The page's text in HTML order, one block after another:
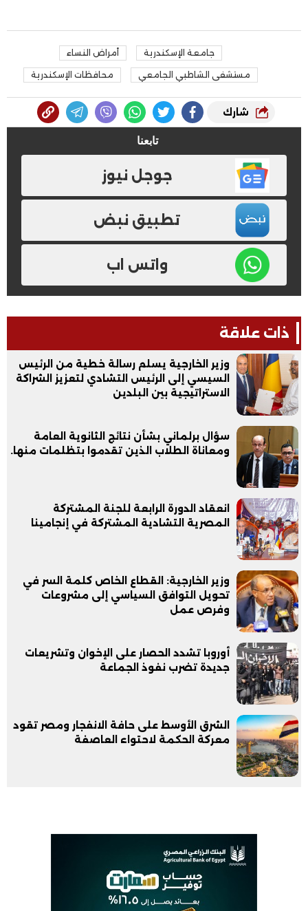
جامعة الإسكندرية أمراض النساء
مستشفى الشاطبي الجامعي محافظات الإسكندرية
شارك
تابعنا
جوجل نيوز
تطبيق نبض
واتس اب
ذات علاقة
وزير الخارجية يسلم رسالة خطية من الرئيس
السيسي إلى الرئيس التشادي لتعزيز الشراكة
الاستراتيجية بين البلدين
سؤال برلماني بشأن نتائج الثانوية العامة
ومعاناة الطلاب الذين تقدموا بتظلمات منها.
انعقاد الدورة الرابعة للجنة المشتركة
المصرية التشادية المشتركة في إنجامينا
وزير الخارجية: القطاع الخاص كلمة السر في
تحويل التوافق السياسي إلى مشروعات
وفرص عمل
أوروبا تشدد الحصار على الإخوان وتشريعات
جديدة تضرب نفوذ الجماعة
الشرق الأوسط على حافة الانفجار ومصر تقود
معركة الحكمة لاحتواء العاصفة